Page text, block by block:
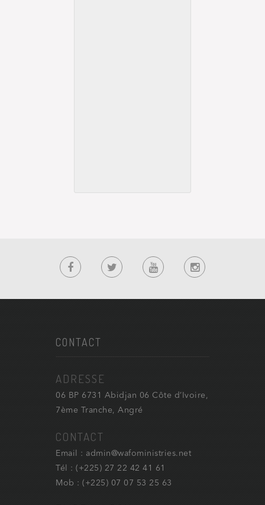
CONTACT
ADRESSE
06 BP 6731 Abidjan 06 Côte d’Ivoire,
7ème Tranche, Angré
CONTACT
Email : admin@wafoministries.net
Tél : (+225) 27 22 42 41 61
Mob : (+225) 07 07 53 25 63